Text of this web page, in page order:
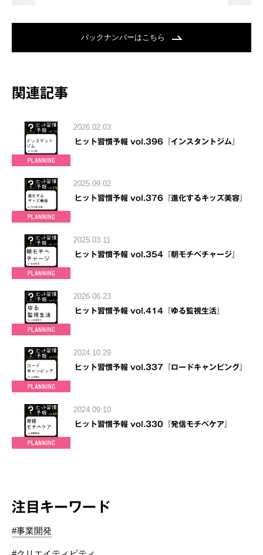
バックナンバーはこちら
関連記事
2026.02.03
ヒット習慣予報 vol.396『インスタントジム』
2025.09.02
ヒット習慣予報 vol.376『進化するキッズ美容』
2025.03.11
ヒット習慣予報 vol.354『朝モチベチャージ』
2026.06.23
ヒット習慣予報 vol.414『ゆる監視生活』
2024.10.29
ヒット習慣予報 vol.337『ロードキャンピング』
2024.09.10
ヒット習慣予報 vol.330『発信モチベケア』
注目キーワード
#事業開発